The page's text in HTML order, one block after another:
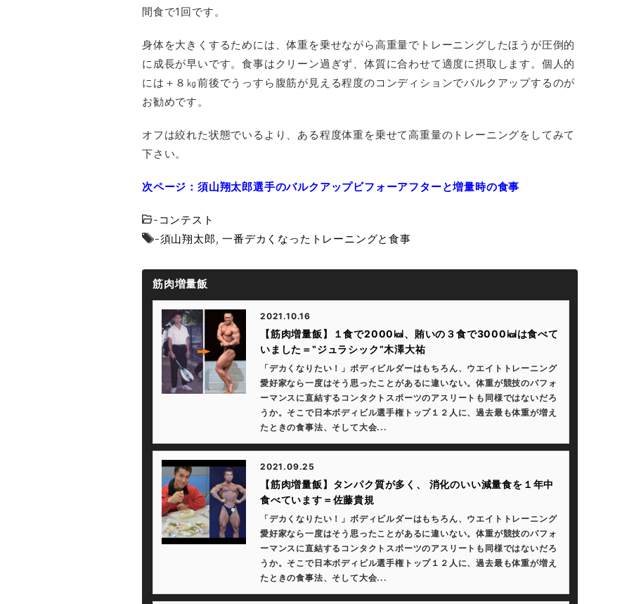
間食で1回です。
身体を大きくするためには、体重を乗せながら高重量でトレーニングしたほうが圧倒的
に成長が早いです。食事はクリーン過ぎず、体質に合わせて適度に摂取します。個人的
には＋８㎏前後でうっすら腹筋が見える程度のコンディションでバルクアップするのが
お勧めです。
オフは絞れた状態でいるより、ある程度体重を乗せて高重量のトレーニングをしてみて
下さい。
次ページ：須山翔太郎選手のバルクアップビフォーアフターと増量時の食事
- コンテスト
-須山翔太郎,一番デカくなったトレーニングと食事
筋肉増量飯
2021.10.16
【筋肉増量飯】１食で2000㎉、賄いの３食で3000㎉は食べて
いました＝‟ジュラシック”木澤大祐
「デカくなりたい！」ボディビルダーはもちろん、ウエイトトレーニング
愛好家なら一度はそう思ったことがあるに違いない。体重が競技のパフォ
ーマンスに直結するコンタクトスポーツのアスリートも同様ではないだろ
うか。そこで日本ボディビル選手権トップ１２人に、過去最も体重が増え
たときの食事法、そして大会...
2021.09.25
【筋肉増量飯】タンパク質が多く、 消化のいい減量食を１年中
食べています＝佐藤貴規
「デカくなりたい！」ボディビルダーはもちろん、ウエイトトレーニング
愛好家なら一度はそう思ったことがあるに違いない。体重が競技のパフォ
ーマンスに直結するコンタクトスポーツのアスリートも同様ではないだろ
うか。そこで日本ボディビル選手権トップ１２人に、過去最も体重が増え
たときの食事法、そして大会...